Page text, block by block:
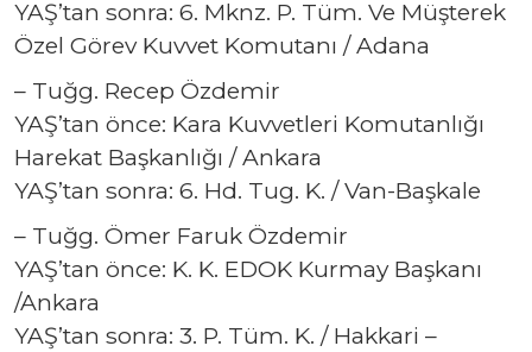
YAŞ’tan sonra: 6. Mknz. P. Tüm. Ve Müşterek
Özel Görev Kuvvet Komutanı / Adana
– Tuğg. Recep Özdemir
YAŞ’tan önce: Kara Kuvvetleri Komutanlığı
Harekat Başkanlığı / Ankara
YAŞ’tan sonra: 6. Hd. Tug. K. / Van-Başkale
– Tuğg. Ömer Faruk Özdemir
YAŞ’tan önce: K. K. EDOK Kurmay Başkanı
/Ankara
YAŞ’tan sonra: 3. P. Tüm. K. / Hakkari –